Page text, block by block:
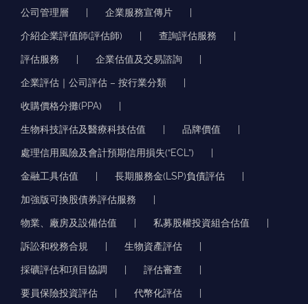
公司管理層 企業服務宣傳片
介紹企業評值師(評估師) 查詢評估服務
評估服務 企業估值及交易諮詢
企業評估｜公司評估 – 按行業分類
收購價格分攤(PPA)
生物科技評估及醫療科技估值 品牌價值
處理信用風險及會計預期信用損失(“ECL”)
金融工具估值 長期服務金(LSP)負債評估
加強版可換股債券評估服務
物業、廠房及設備估值 私募股權投資組合估值
訴訟和稅務合規 生物資產評估
採礦評估和項目協調 評估審查
要員保險投資評估 代幣化評估